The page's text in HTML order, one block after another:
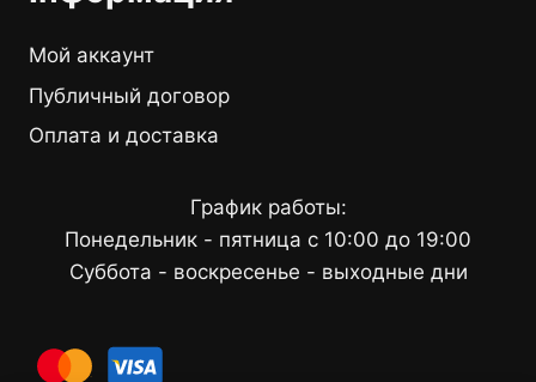
Мой аккаунт
Публичный договор
Оплата и доставка
График работы:
Понедельник - пятница с 10:00 до 19:00
Суббота - воскресенье - выходные дни